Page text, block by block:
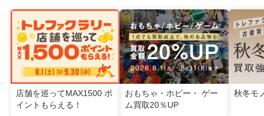
店舗を巡ってMAX1500 ポ
イントもらえる！
おもちゃ・ホビー・ ゲー
ム買取20％UP
秋冬モ